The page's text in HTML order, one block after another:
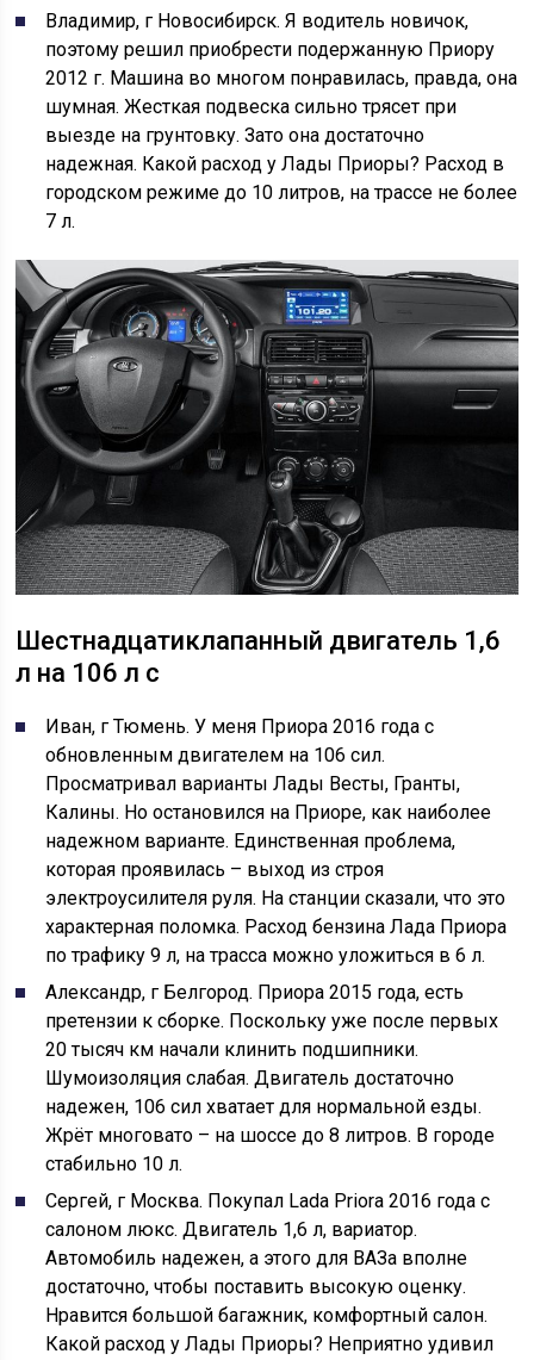
Владимир, г Новосибирск. Я водитель новичок,
поэтому решил приобрести подержанную Приору
2012 г. Машина во многом понравилась, правда, она
шумная. Жесткая подвеска сильно трясет при
выезде на грунтовку. Зато она достаточно
надежная. Какой расход у Лады Приоры? Расход в
городском режиме до 10 литров, на трассе не более
7 л.
Шестнадцатиклапанный двигатель 1,6
л на 106 л с
Иван, г Тюмень. У меня Приора 2016 года с
обновленным двигателем на 106 сил.
Просматривал варианты Лады Весты, Гранты,
Калины. Но остановился на Приоре, как наиболее
надежном варианте. Единственная проблема,
которая проявилась – выход из строя
электроусилителя руля. На станции сказали, что это
характерная поломка. Расход бензина Лада Приора
по трафику 9 л, на трасса можно уложиться в 6 л.
Александр, г Белгород. Приора 2015 года, есть
претензии к сборке. Поскольку уже после первых
20 тысяч км начали клинить подшипники.
Шумоизоляция слабая. Двигатель достаточно
надежен, 106 сил хватает для нормальной езды.
Жрёт многовато – на шоссе до 8 литров. В городе
стабильно 10 л.
Сергей, г Москва. Покупал Lada Priora 2016 года с
салоном люкс. Двигатель 1,6 л, вариатор.
Автомобиль надежен, а этого для ВАЗа вполне
достаточно, чтобы поставить высокую оценку.
Нравится большой багажник, комфортный салон.
Какой расход у Лады Приоры? Неприятно удивил